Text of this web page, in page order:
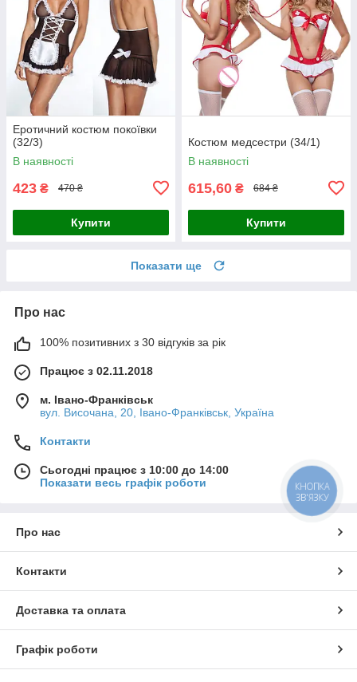
Еротичний костюм покоївки
(32/3)
В наявності
423 ₴ 470 ₴
Купити
Костюм медсестри (34/1)
В наявності
615,60 ₴ 684 ₴
Купити
Показати ще
Про нас
100% позитивних з 30 відгуків за рік
Працює з 02.11.2018
м. Івано-Франківськ
вул. Височана, 20, Івано-Франківськ, Україна
Контакти
Сьогодні працює з 10:00 до 14:00
Показати весь графік роботи
Про нас
Контакти
Доставка та оплата
Графік роботи
КНОПКА
ЗВ'ЯЗКУ